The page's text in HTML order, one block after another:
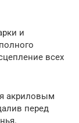
и
всех
акриловым
перед